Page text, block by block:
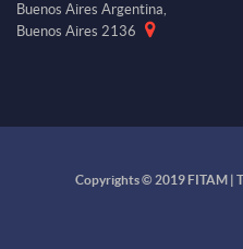
Buenos Aires Argentina,
Buenos Aires 2136
Copyrights © 2019 FITAM |